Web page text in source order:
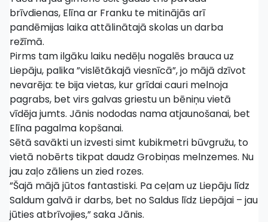
brīvdienas, Elīna ar Franku te mitinājās arī
pandēmijas laika attālinātajā skolas un darba
režīmā.
Pirms tam ilgāku laiku nedēļu nogalēs brauca uz
Liepāju, palika ”vislētākajā viesnīcā”, jo mājā dzīvot
nevarēja: te bija vietas, kur grīdai cauri melnoja
pagrabs, bet virs galvas griestu un bēniņu vietā
vīdēja jumts. Jānis nododas nama atjaunošanai, bet
Elīna pagalma kopšanai.
Sētā savākti un izvesti simt kubikmetri būvgružu, to
vietā nobērts tikpat daudz Grobiņas melnzemes. Nu
jau zaļo zāliens un zied rozes.
”Šajā mājā jūtos fantastiski. Pa ceļam uz Liepāju līdz
Saldum galvā ir darbs, bet no Saldus līdz Liepājai – jau
jūties atbrīvojies,” saka Jānis.